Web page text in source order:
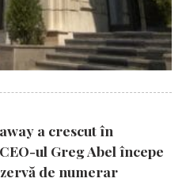
a crescut în
ul Greg Abel începe
de numerar